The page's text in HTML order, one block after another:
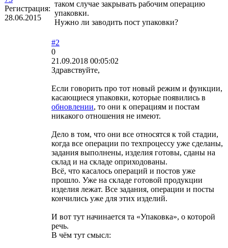
Регистрация:
28.06.2015
таком случае закрывать рабочим операцию
упаковки.
Нужно ли заводить пост упаковки?
#2
0
21.09.2018 00:05:02
Здравствуйте,
Если говорить про тот новый режим и функции,
касающиеся упаковки, которые появились в
обновлении, то они к операциям и постам
никакого отношения не имеют.
Дело в том, что они все относятся к той стадии,
когда все операции по техпроцессу уже сделаны,
задания выполнены, изделия готовы, сданы на
склад и на складе оприходованы.
Всё, что касалось операций и постов уже
прошло. Уже на складе готовой продукции
изделия лежат. Все задания, операции и посты
кончились уже для этих изделий.
И вот тут начинается та «Упаковка», о которой
речь.
В чём тут смысл: